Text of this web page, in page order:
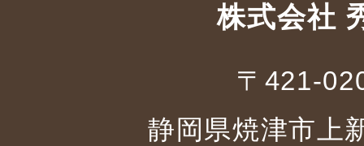
株式会社
〒421-
静岡県焼津市上